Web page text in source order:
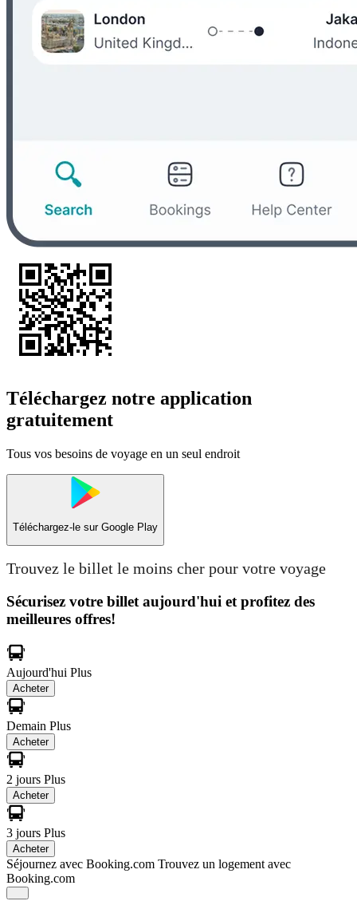
Téléchargez notre application
gratuitement
Tous vos besoins de voyage en un seul endroit
Téléchargez-le sur Google Play
Trouvez le billet le moins cher pour votre voyage
Sécurisez votre billet aujourd'hui et profitez des
meilleures offres!
Aujourd'hui Plus
Acheter
Demain Plus
Acheter
2 jours Plus
Acheter
3 jours Plus
Acheter
Séjournez avec Booking.com Trouvez un logement avec
Booking.com